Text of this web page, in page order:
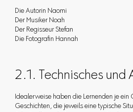
Die Autorin Naomi
Der Musiker Noah
Der Regisseur Stefan
Die Fotografin Hannah
2.1. Technisches und
Idealerweise haben die Lernenden je ein
Geschichten, die jeweils eine typische